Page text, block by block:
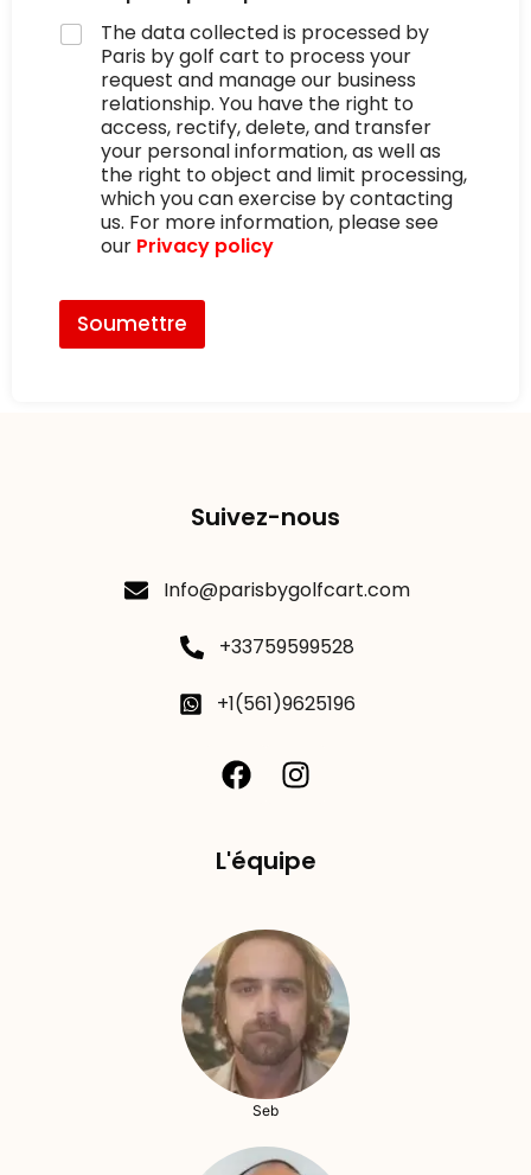
o
e
The data collected is processed by
Paris by golf cart to process your
request and manage our business
relationship. You have the right to
access, rectify, delete, and transfer
your personal information, as well as
the right to object and limit processing,
which you can exercise by contacting
us. For more information, please see
our Privacy policy
Soumettre
Suivez-nous
Info@parisbygolfcart.com
+33759599528
+1(561)9625196
L'équipe
Seb